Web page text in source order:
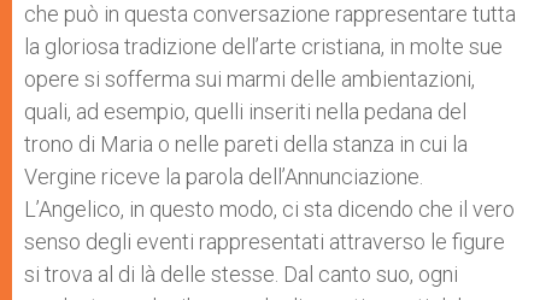
che può in questa conversazione rappresentare tutta
la gloriosa tradizione dell’arte cristiana, in molte sue
opere si sofferma sui marmi delle ambientazioni,
quali, ad esempio, quelli inseriti nella pedana del
trono di Maria o nelle pareti della stanza in cui la
Vergine riceve la parola dell’Annunciazione.
L’Angelico, in questo modo, ci sta dicendo che il vero
senso degli eventi rappresentati attraverso le figure
si trova al di là delle stesse. Dal canto suo, ogni